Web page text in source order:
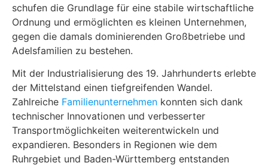
schufen die Grundlage für eine stabile wirtschaftliche
Ordnung und ermöglichten es kleinen Unternehmen,
gegen die damals dominierenden Großbetriebe und
Adelsfamilien zu bestehen.
Mit der Industrialisierung des 19. Jahrhunderts erlebte
der Mittelstand einen tiefgreifenden Wandel.
Zahlreiche Familienunternehmen konnten sich dank
technischer Innovationen und verbesserter
Transportmöglichkeiten weiterentwickeln und
expandieren. Besonders in Regionen wie dem
Ruhrgebiet und Baden-Württemberg entstanden